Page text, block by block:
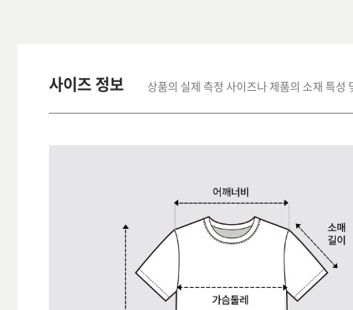
사이즈 정보 상품의 실제 측정 사이즈나 제품의 소재 특